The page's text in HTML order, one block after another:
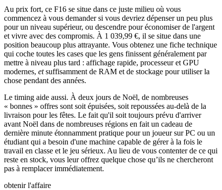
Au prix fort, ce F16 se situe dans ce juste milieu où vous
commencez à vous demander si vous devriez dépenser un peu plus
pour un niveau supérieur, ou descendre pour économiser de l'argent
et vivre avec des compromis. À 1 039,99 €, il se situe dans une
position beaucoup plus attrayante. Vous obtenez une fiche technique
qui coche toutes les cases que les gens finissent généralement par
mettre à niveau plus tard : affichage rapide, processeur et GPU
modernes, etsuffisamment de RAM et de stockage pour utiliser la
chose pendant des années.
Le timing aide aussi. À deux jours de Noël, de nombreuses
« bonnes » offres sont soit épuisées, soit repoussées au-delà de la
livraison pour les fêtes. Le fait qu'il soit toujours prévu d'arriver
avant Noël dans de nombreuses régions en fait un cadeau de
dernière minute étonnamment pratique pour un joueur sur PC ou un
étudiant qui a besoin d'une machine capable de gérer à la fois le
travail en classe et le jeu sérieux. Au lieu de vous contenter de ce qui
reste en stock, vous leur offrez quelque chose qu’ils ne chercheront
pas à remplacer immédiatement.
obtenir l'affaire